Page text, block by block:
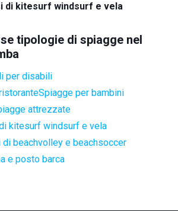
di kitesurf windsurf e vela
tipologie di spiagge nel
per disabili
Spiagge per bambini
attrezzate
kitesurf windsurf e vela
di beachvolley e beachsoccer
e posto barca